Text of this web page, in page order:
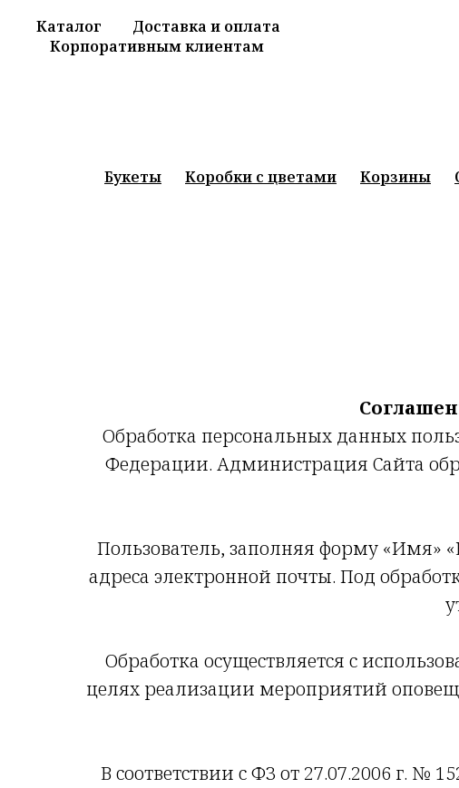
Каталог
Доставка и оплата
Корпоративным клиентам
Букеты Коробки с цветами Корзины
Обработка персональных данных
Федерации. Администрация Сайта
Пользователь, заполняя форму «Имя»
адреса электронной почты. Под
Обработка осуществляется с
целях реализации мероприятий
В соответствии с ФЗ от 27.07.2006 г. №